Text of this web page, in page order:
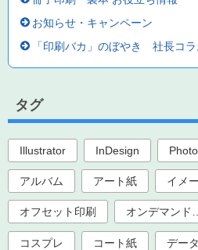
お知らせ・キャンペーン
「印刷バカ」のぼやき 社長コラ
タグ
Illustrator InDesign
アルバム アート紙 イメ
オフセット印刷 オン
コスプレ コート紙 デー